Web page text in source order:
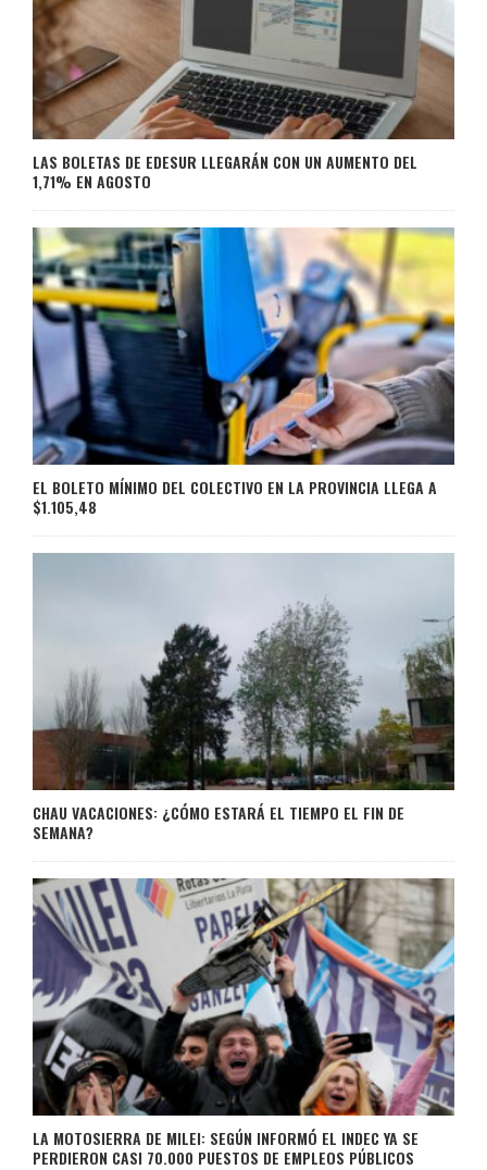
LAS BOLETAS DE EDESUR LLEGARÁN CON UN AUMENTO DEL
1,71% EN AGOSTO
EL BOLETO MÍNIMO DEL COLECTIVO EN LA PROVINCIA LLEGA A
$1.105,48
CHAU VACACIONES: ¿CÓMO ESTARÁ EL TIEMPO EL FIN DE
SEMANA?
LA MOTOSIERRA DE MILEI: SEGÚN INFORMÓ EL INDEC YA SE
PERDIERON CASI 70.000 PUESTOS DE EMPLEOS PÚBLICOS